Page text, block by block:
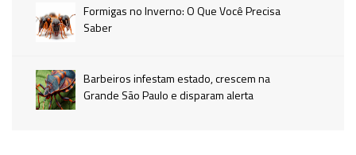
Formigas no Inverno: O Que Você Precisa
Saber
Barbeiros infestam estado, crescem na
Grande São Paulo e disparam alerta